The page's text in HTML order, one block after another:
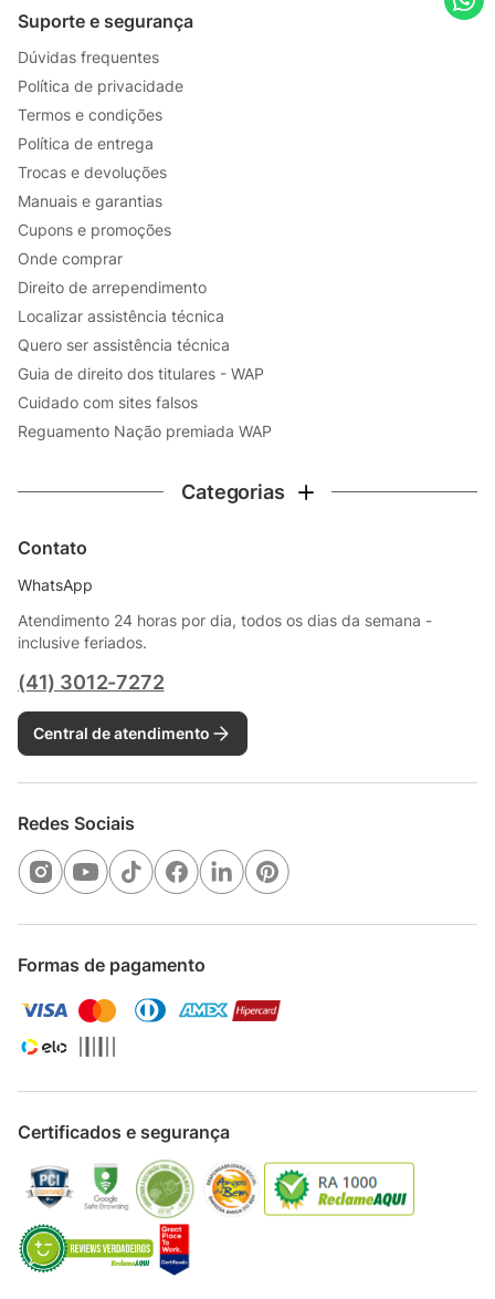
Suporte e segurança
Dúvidas frequentes
Política de privacidade
Termos e condições
Política de entrega
Trocas e devoluções
Manuais e garantias
Cupons e promoções
Onde comprar
Direito de arrependimento
Localizar assistência técnica
Quero ser assistência técnica
Guia de direito dos titulares - WAP
Cuidado com sites falsos
Reguamento Nação premiada WAP
Categorias
Contato
WhatsApp
Atendimento 24 horas por dia, todos os dias da semana -
inclusive feriados.
(41) 3012-7272
Central de atendimento
Redes Sociais
Formas de pagamento
Certificados e segurança